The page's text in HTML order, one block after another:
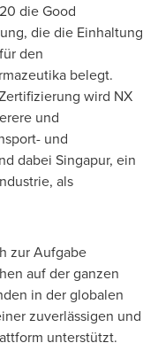
die Good
die die Einhaltung
den
belegt.
wird NX
und
und
dabei Singapur, ein
als
zur Aufgabe
auf der ganzen
in der globalen
zuverlässigen und
unterstützt.